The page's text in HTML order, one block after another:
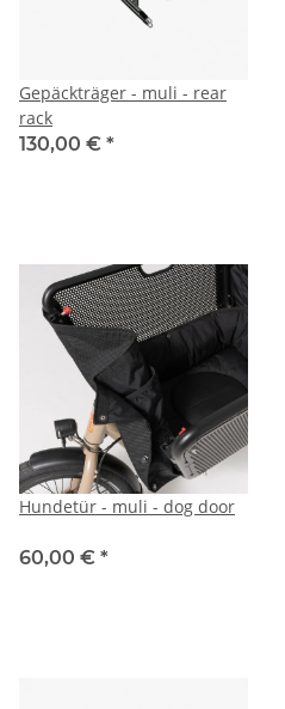
Gepäckträger - muli - rear
rack
130,00 € *
Hundetür - muli - dog door
60,00 € *